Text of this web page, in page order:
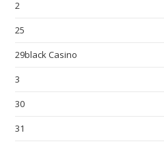
2
25
29black Casino
3
30
31